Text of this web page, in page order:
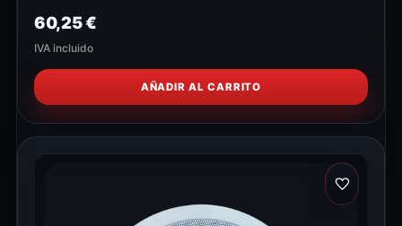
60,25€
IVA incluido
AÑADIR AL CARRITO